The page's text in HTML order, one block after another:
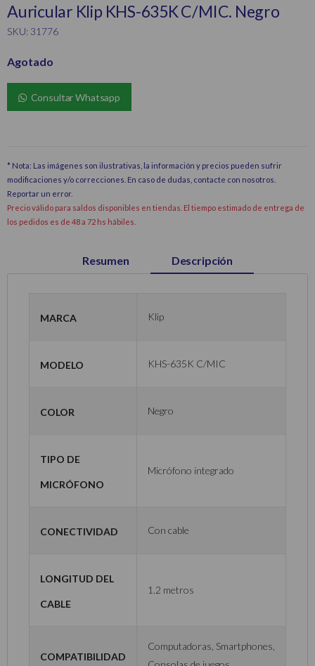
Auricular Klip KHS-635K C/MIC. Negro
SKU: 31776
Agotado
Consultar Whatsapp
* Nota: Las imágenes son ilustrativas, la información y precios pueden sufrir
modificaciones y/o correcciones. En caso de dudas, contacte con nosotros.
Reportar un error.
Precio válido para saldos disponibles en tiendas. El tiempo estimado de entrega de
los pedidos es de 48 a 72 hs hábiles.
Resumen Descripción
Marca Klip
Modelo KHS-635K C/MIC
Color Negro
Tipo de
Micrófono
Micrófono integrado
Conectividad Con cable
Longitud del
cable
1.2 metros
Compatibilidad
Computadoras, Smartphones,